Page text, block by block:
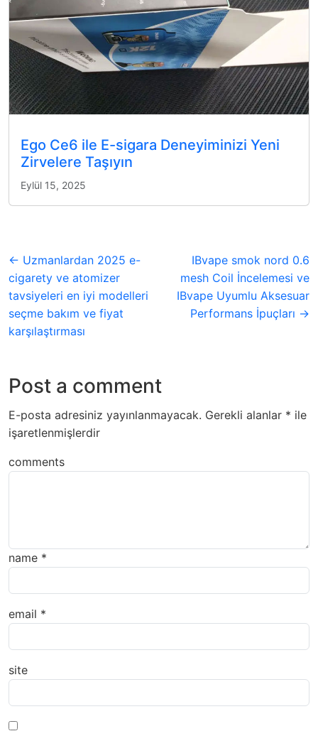
Ego Ce6 ile E-sigara Deneyiminizi Yeni
Zirvelere Taşıyın
Eylül 15, 2025
← Uzmanlardan 2025 e-
cigarety ve atomizer
tavsiyeleri en iyi modelleri
seçme bakım ve fiyat
karşılaştırması
IBvape smok nord 0.6
mesh Coil İncelemesi ve
IBvape Uyumlu Aksesuar
Performans İpuçları →
Post a comment
E-posta adresiniz yayınlanmayacak. Gerekli alanlar * ile
işaretlenmişlerdir
comments
name *
email *
site